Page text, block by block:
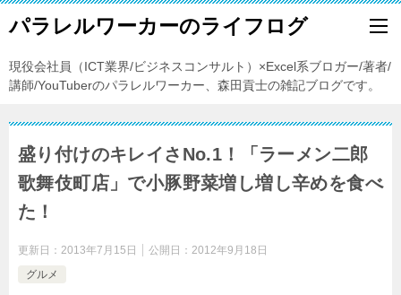
パラレルワーカーのライフログ
現役会社員（ICT業界/ビジネスコンサルト）×Excel系ブロガー/著者/
講師/YouTuberのパラレルワーカー、森田貢士の雑記ブログです。
盛り付けのキレイさNo.1！「ラーメン二郎
歌舞伎町店」で小豚野菜増し増し辛めを食べ
た！
更新日： 2013年7月15日 公開日： 2012年9月18日
グルメ